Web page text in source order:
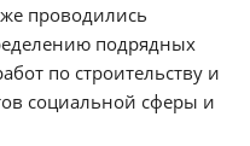
проводились
подрядных
по строительству и
социальной сферы и